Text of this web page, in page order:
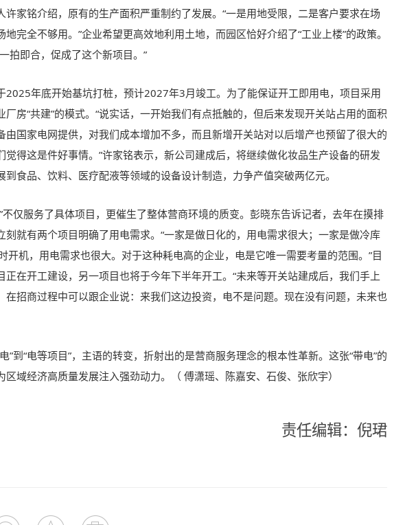
许家铭介绍，原有的生产面积严重制约了发展。“一是用地受限，二是客户要求在场
地完全不够用。”企业希望更高效地利用土地，而园区恰好介绍了“工业上楼”的政策。
拍即合，促成了这个新项目。”
2025年底开始基坑打桩，预计2027年3月竣工。为了能保证开工即用电，项目采用
厂房“共建”的模式。“说实话，一开始我们有点抵触的，但后来发现开关站占用的面积
由国家电网提供，对我们成本增加不多，而且新增开关站对以后增产也预留了很大的
觉得这是件好事情。”许家铭表示，新公司建成后，将继续做化妆品生产设备的研发
到食品、饮料、医疗配液等领域的设备设计制造，力争产值突破两亿元。
不仅服务了具体项目，更催生了整体营商环境的质变。彭晓东告诉记者，去年在摸排
刻就有两个项目明确了用电需求。“一家是做日化的，用电需求很大；一家是做冷库
开机，用电需求也很大。对于这种耗电高的企业，电是它唯一需要考量的范围。”目
正在开工建设，另一项目也将于今年下半年开工。“未来等开关站建成后，我们手上
在招商过程中可以跟企业说：来我们这边投资，电不是问题。现在没有问题，未来也
”到“电等项目”，主语的转变，折射出的是营商服务理念的根本性革新。这张“带电”的
区域经济高质量发展注入强劲动力。（ 傅潇瑶、陈嘉安、石俊、张欣宇）
责任编辑：倪珺